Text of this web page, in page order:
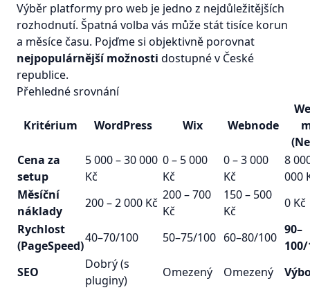
Výběr platformy pro web je jedno z nejdůležitějších
rozhodnutí. Špatná volba vás může stát tisíce korun
a měsíce času. Pojďme si objektivně porovnat
nejpopulárnější možnosti dostupné v České
republice.
Přehledné srovnání
Kritérium WordPress Wix Webnode
Cena za
setup
5 000 – 30 000
Kč
0 – 5 000
Kč
0 – 3 000
Kč
8
000
Měsíční
náklady
200 – 2 000 Kč
200 – 700
Kč
150 – 500
Kč
0 Kč
Rychlost
(PageSpeed)
40–70/100 50–75/100 60–80/100
90–
SEO
Dobrý (s
pluginy)
Omezený Omezený